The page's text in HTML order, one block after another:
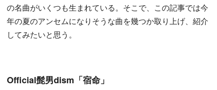
の名曲がいくつも生まれている。そこで、この記事では今
年の夏のアンセムになりそうな曲を幾つか取り上げ、紹介
してみたいと思う。
Official髭男dism「宿命」